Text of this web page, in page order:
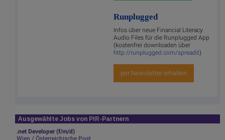
Runplugged
Infos über neue Financial Literacy
Audio Files für die Runplugged App
(kostenfrei downloaden über
http://runplugged.com/spreadit)
per Newsletter erhalten
Ausgewählte Jobs von PIR-Partnern
.net Developer (f/m/d)